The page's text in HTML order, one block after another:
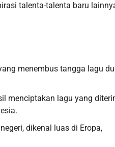
talenta-talenta baru
menembus tangga lagu
menciptakan lagu yang
dikenal luas di Eropa,